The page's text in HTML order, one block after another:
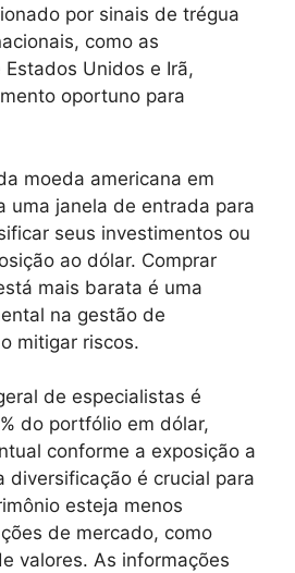
por sinais de trégua
como as
Unidos e Irã,
oportuno para
moeda americana em
uma janela de entrada para
seus investimentos ou
ao dólar. Comprar
mais barata é uma
na gestão de
mitigar riscos.
de especialistas é
do portfólio em dólar,
conforme a exposição a
diversificação é crucial para
esteja menos
de mercado, como
valores. As informações